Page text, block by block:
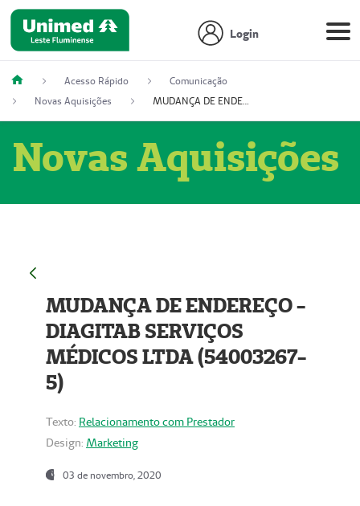
Login
Acesso Rápido
Comunicação
Novas Aquisições
MUDANÇA DE ENDEREÇO - DIAGITAB SERVIÇOS MÉDICOS LTDA (54003267-5)
Novas Aquisições
MUDANÇA DE ENDEREÇO -
DIAGITAB SERVIÇOS
MÉDICOS LTDA (54003267-
5)
Texto: Relacionamento com Prestador
Design: Marketing
03 de novembro, 2020